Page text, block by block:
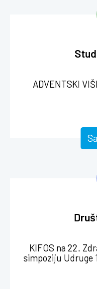
Sastav
Održana
Hrvatske lige